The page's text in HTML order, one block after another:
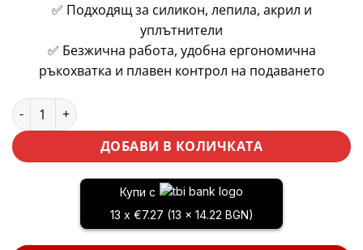
✅ Подходящ за силикон, лепила, акрил и
уплътнители
✅ Безжична работа, удобна ергономична
ръкохватка и плавен контрол на подаването
количество за Професионален акумулаторен пистолет
ДОБАВИ В КОЛИЧКАТА
Купи с
13 x €7.27 (13 x 14.22 BGN)